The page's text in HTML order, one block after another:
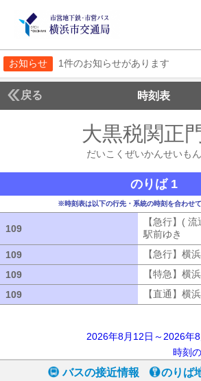
お知らせ 1件のお知らせがあります
戻る 時刻表
大黒税関正
だいこくぜいかんせいもん
のりば 1
※時刻表は以下の行先・系統の時刻を合わせ
109
【急行】(
駅前ゆき
109
【急行】横
109
【特急】横
109
【直通】横
2026年8月12日～2026年
時刻
バスの接近情報 のりば